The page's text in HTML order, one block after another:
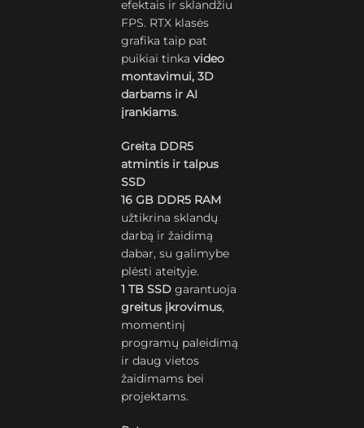
efektais ir sklandžiu
FPS. RTX klasės
grafika taip pat
puikiai tinkavideo
montavimui, 3D
darbams ir AI
įrankiams.
Greita DDR5
atmintis ir talpus
SSD
16 GB DDR5 RAM
užtikrina sklandų
darbą ir žaidimą
dabar, su galimybe
plėsti ateityje.
1 TB SSD garantuoja
greitus įkrovimus,
momentinį
programų paleidimą
ir daug vietos
žaidimams bei
projektams.